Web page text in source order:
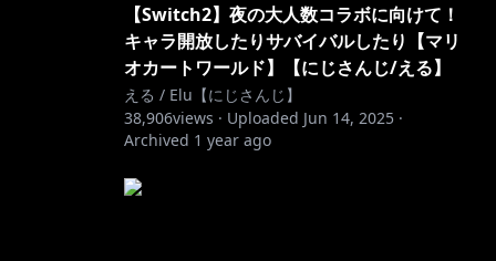
【Switch2】夜の大人数コラボに向けて！
キャラ開放したりサバイバルしたり【マリ
オカートワールド】【にじさんじ/える】
える / Elu【にじさんじ】
38,906views · Uploaded Jun 14, 2025 ·
Archived 1 year ago